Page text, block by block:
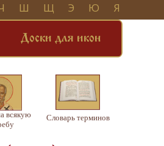
Ш Щ Э Ю Я
Доски для икон
всякую
Словарь терминов